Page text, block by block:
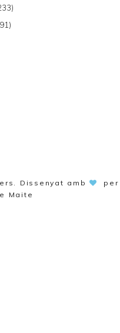
. Dissenyat amb
per
Maite